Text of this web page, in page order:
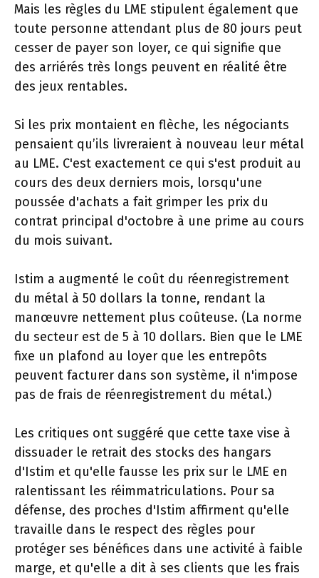
Mais les règles du LME stipulent également que
toute personne attendant plus de 80 jours peut
cesser de payer son loyer, ce qui signifie que
des arriérés très longs peuvent en réalité être
des jeux rentables.
Si les prix montaient en flèche, les négociants
pensaient qu’ils livreraient à nouveau leur métal
au LME. C'est exactement ce qui s'est produit au
cours des deux derniers mois, lorsqu'une
poussée d'achats a fait grimper les prix du
contrat principal d'octobre à une prime au cours
du mois suivant.
Istim a augmenté le coût du réenregistrement
du métal à 50 dollars la tonne, rendant la
manœuvre nettement plus coûteuse. (La norme
du secteur est de 5 à 10 dollars. Bien que le LME
fixe un plafond au loyer que les entrepôts
peuvent facturer dans son système, il n'impose
pas de frais de réenregistrement du métal.)
Les critiques ont suggéré que cette taxe vise à
dissuader le retrait des stocks des hangars
d'Istim et qu'elle fausse les prix sur le LME en
ralentissant les réimmatriculations. Pour sa
défense, des proches d'Istim affirment qu'elle
travaille dans le respect des règles pour
protéger ses bénéfices dans une activité à faible
marge, et qu'elle a dit à ses clients que les frais